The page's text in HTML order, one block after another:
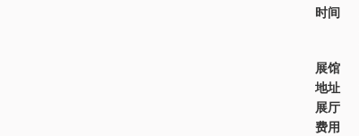
时间
展馆
地址
展厅
费用